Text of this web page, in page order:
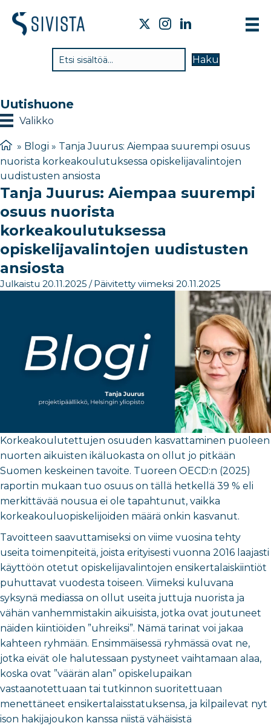
Haku
Uutishuone
Valikko
» Blogi » Tanja Juurus: Aiempaa suurempi osuus
nuorista korkeakoulutuksessa opiskelijavalintojen
uudistusten ansiosta
Tanja Juurus: Aiempaa suurempi
osuus nuorista
korkeakoulutuksessa
opiskelijavalintojen uudistusten
ansiosta
Julkaistu 20.11.2025 / Päivitetty viimeksi 20.11.2025
Korkeakoulutettujen osuuden kasvattaminen puoleen
nuorten aikuisten ikäluokasta on ollut jo pitkään
Suomen keskeinen tavoite. Tuoreen OECD:n (2025)
raportin mukaan tuo osuus on tällä hetkellä 39 % eli
merkittävää nousua ei ole tapahtunut, vaikka
korkeakouluopiskelijoiden määrä onkin kasvanut.
Tavoitteen saavuttamiseksi on viime vuosina tehty
useita toimenpiteitä, joista erityisesti vuonna 2016 laajasti
käyttöön otetut opiskelijavalintojen ensikertalaiskiintiöt
puhuttavat vuodesta toiseen. Viimeksi kuluvana
syksynä mediassa on ollut useita juttuja nuorista ja
vähän vanhemmistakin aikuisista, jotka ovat joutuneet
näiden kiintiöiden ”uhreiksi”. Nämä tarinat voi jakaa
kahteen ryhmään. Ensimmäisessä ryhmässä ovat ne,
jotka eivät ole halutessaan pystyneet vaihtamaan alaa,
koska ovat ”väärän alan” opiskelupaikan
vastaanotettuaan tai tutkinnon suoritettuaan
menettäneet ensikertalaisstatuksensa, ja kilpailevat nyt
ison hakijajoukon kanssa niistä vähäisistä